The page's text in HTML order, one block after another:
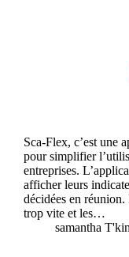
Sca-Flex, c’est une
pour simplifier
entreprises.
afficher leurs
décidées en
trop vite et les…
samantha